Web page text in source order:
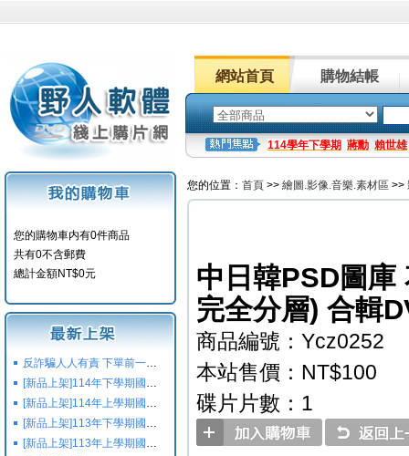
網站首頁 購物結帳
114學年下學期 蔣勳 賴世雄
您的購物車内有0件商品
共有0不含郵費
總計金額NT$0元
反詐騙人人有責 下單前一定要注意
[新品上架]114年下學期國小國中高中命題光碟,校用卷,習作
[新品上架]114年上學期國小國中高中命題光碟,校用卷,習作
[新品上架]113年下學期國小國中高中命題光碟,校用卷,習作
[新品上架]113年上學期國小國中高中命題光碟,校用卷,習作
您的位置： 首頁 >> 繪圖.影像.音樂.素材區 >>
中日韓PSD圖庫
完全分層) 合輯
商品編號：Ycz0252
本站售價：NT$100
碟片片數：1